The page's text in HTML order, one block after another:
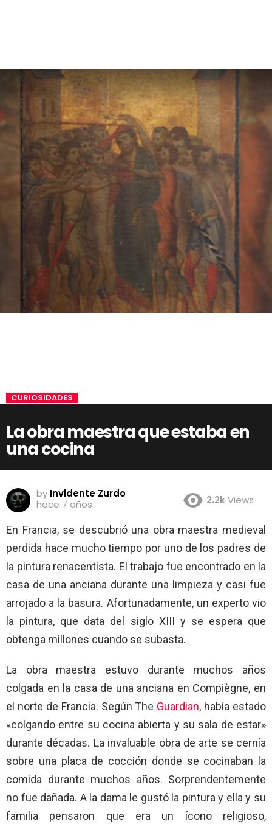
CURIOSIDADES
La obra maestra que estaba en
una cocina
by Invidente Zurdo
hace 7 años
2.2kViews
En Francia, se descubrió una obra maestra medieval
perdida hace mucho tiempo por uno de los padres de
la pintura renacentista. El trabajo fue encontrado en la
casa de una anciana durante una limpieza y casi fue
arrojado a la basura. Afortunadamente, un experto vio
la pintura, que data del siglo XIII y se espera que
obtenga millones cuando se subasta.
La obra maestra estuvo durante muchos años
colgada en la casa de una anciana en Compiègne, en
el norte de Francia. Según The Guardian, había estado
«colgando entre su cocina abierta y su sala de estar»
durante décadas. La invaluable obra de arte se cernía
sobre una placa de cocción donde se cocinaban la
comida durante muchos años. Sorprendentemente
no fue dañada. A la dama le gustó la pintura y ella y su
familia pensaron que era un ícono religioso,